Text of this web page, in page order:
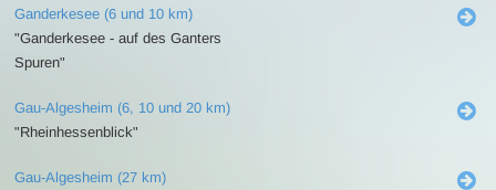
Ganderkesee (6 und 10 km)
"Ganderkesee - auf des Ganters
Spuren"
Gau-Algesheim (6, 10 und 20 km)
"Rheinhessenblick"
Gau-Algesheim (27 km)